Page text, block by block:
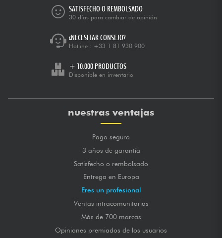
SATISFECHO O REMBOLSADO
30 días para cambiar de opinión
¿NECESITAR CONSEJO?
Hotline : +33 1 81 930 900
+ 10.000 PRODUCTOS
Disponible en inventario
nuestras ventajas
Pago seguro
3 años de garantía
Satisfecho o rembolsado
Entrega en Europa
Eres un profesional
Ventas intracomunitarias
Más de 700 marcas
Opiniones premiados de los usuarios